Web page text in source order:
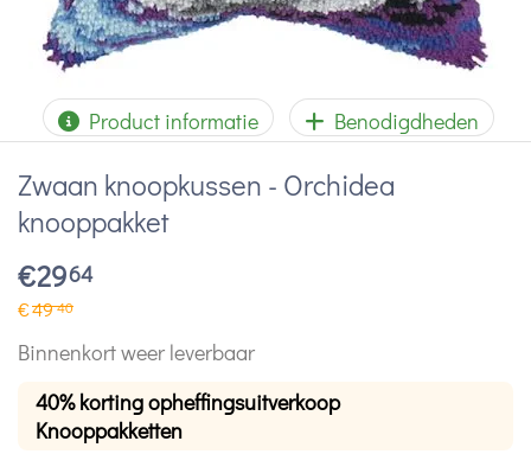
Product informatie Benodigdheden
Zwaan knoopkussen - Orchidea
knooppakket
€2964
€4940
Binnenkort weer leverbaar
40% korting opheffingsuitverkoop
Knooppakketten